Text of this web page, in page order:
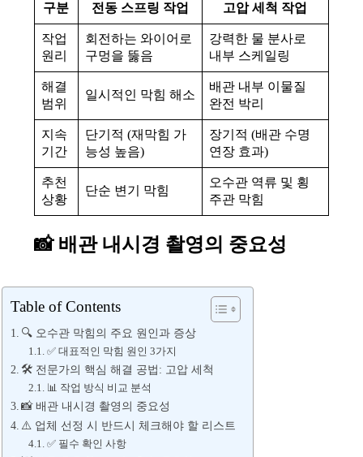
구분 전동 스프링 작업 고압 세척 작업
작업
원리
회전하는 와이어로
구멍을 뚫음
강력한 물 분사로
내부 스케일링
해결
범위
일시적인 막힘 해소
배관 내부 이물질
완전 박리
지속
기간
단기적 (재막힘 가
능성 높음)
장기적 (배관 수명
연장 효과)
추천
상황
단순 변기 막힘
오수관 역류 및 횡
주관 막힘
📸 배관 내시경 촬영의 중요성
Table of Contents
🔍 오수관 막힘의 주요 원인과 증상
✅ 대표적인 막힘 원인 3가지
🛠️ 전문가의 핵심 해결 공법: 고압 세척
📊 작업 방식 비교 분석
📸 배관 내시경 촬영의 중요성
⚠️ 업체 선정 시 반드시 체크해야 할 리스트
✅ 필수 확인 사항